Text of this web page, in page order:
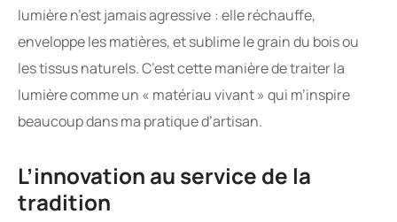
lumière n’est jamais agressive : elle réchauffe,
enveloppe les matières, et sublime le grain du bois ou
les tissus naturels. C’est cette manière de traiter la
lumière comme un « matériau vivant » qui m’inspire
beaucoup dans ma pratique d’artisan.
L’innovation au service de la
tradition